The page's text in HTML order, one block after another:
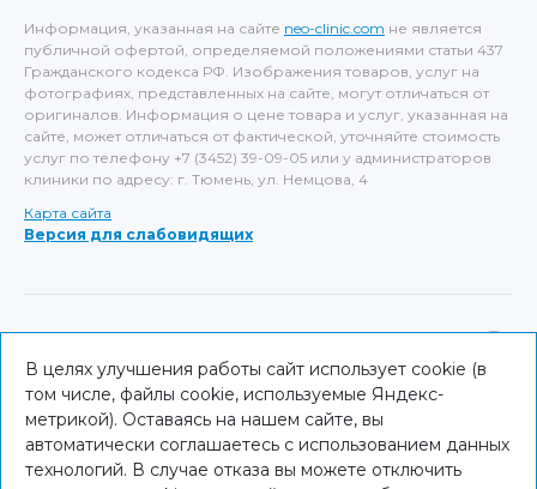
Информация, указанная на сайте neo-clinic.com не является
публичной офертой, определяемой положениями статьи 437
Гражданского кодекса РФ. Изображения товаров, услуг на
фотографиях, представленных на сайте, могут отличаться от
оригиналов. Информация о цене товара и услуг, указанная на
сайте, может отличаться от фактической, уточняйте стоимость
услуг по телефону +7 (3452) 39-09-05 или у администраторов
клиники по адресу: г. Тюмень, ул. Немцова, 4
Карта сайта
Версия для слабовидящих
© NEO Clinic — 2026
КОНСУЛЬТАЦИЯ СПЕЦИАЛИСТА
В целях улучшения работы сайт использует cookie (в
том числе, файлы cookie, используемые Яндекс-
метрикой). Оставаясь на нашем сайте, вы
автоматически соглашаетесь с использованием данных
технологий. В случае отказа вы можете отключить